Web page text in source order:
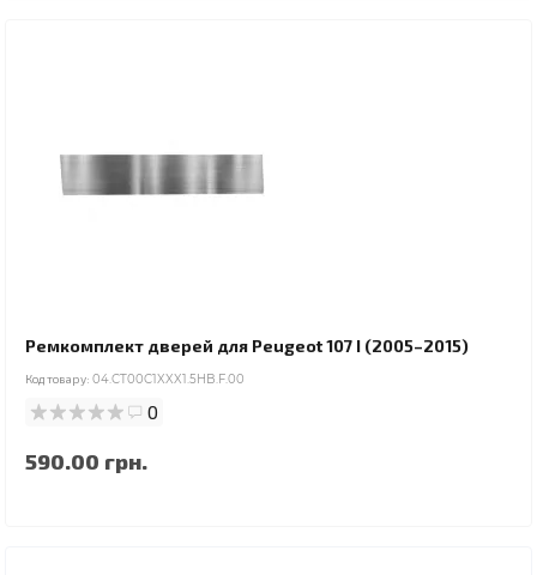
Ремкомплект дверей для Peugeot 107 I (2005–2015)
Код товару: 04.CT00C1XXX1.5HB.F.00
0
590.00 грн.